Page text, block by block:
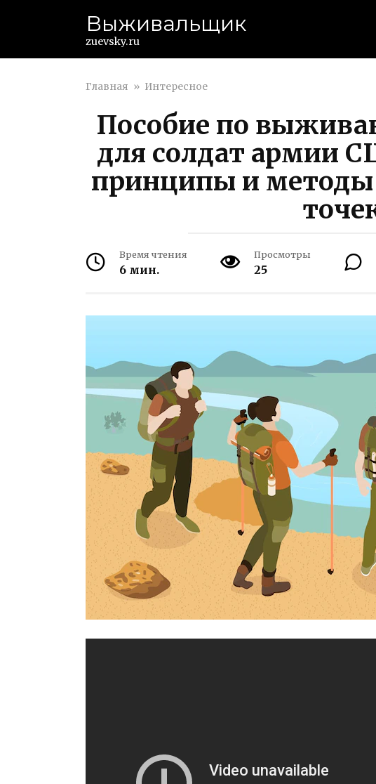
Выживальщик
zuevsky.ru
Главная » Интересное
Пособие по
для солдат армии
принципы и
Время чтения
6 мин.
Просмотры
25